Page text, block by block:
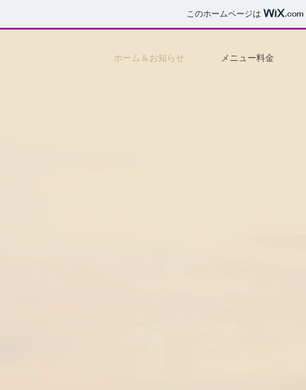
このホームページは .com
ホーム＆お知らせ メニュー料金